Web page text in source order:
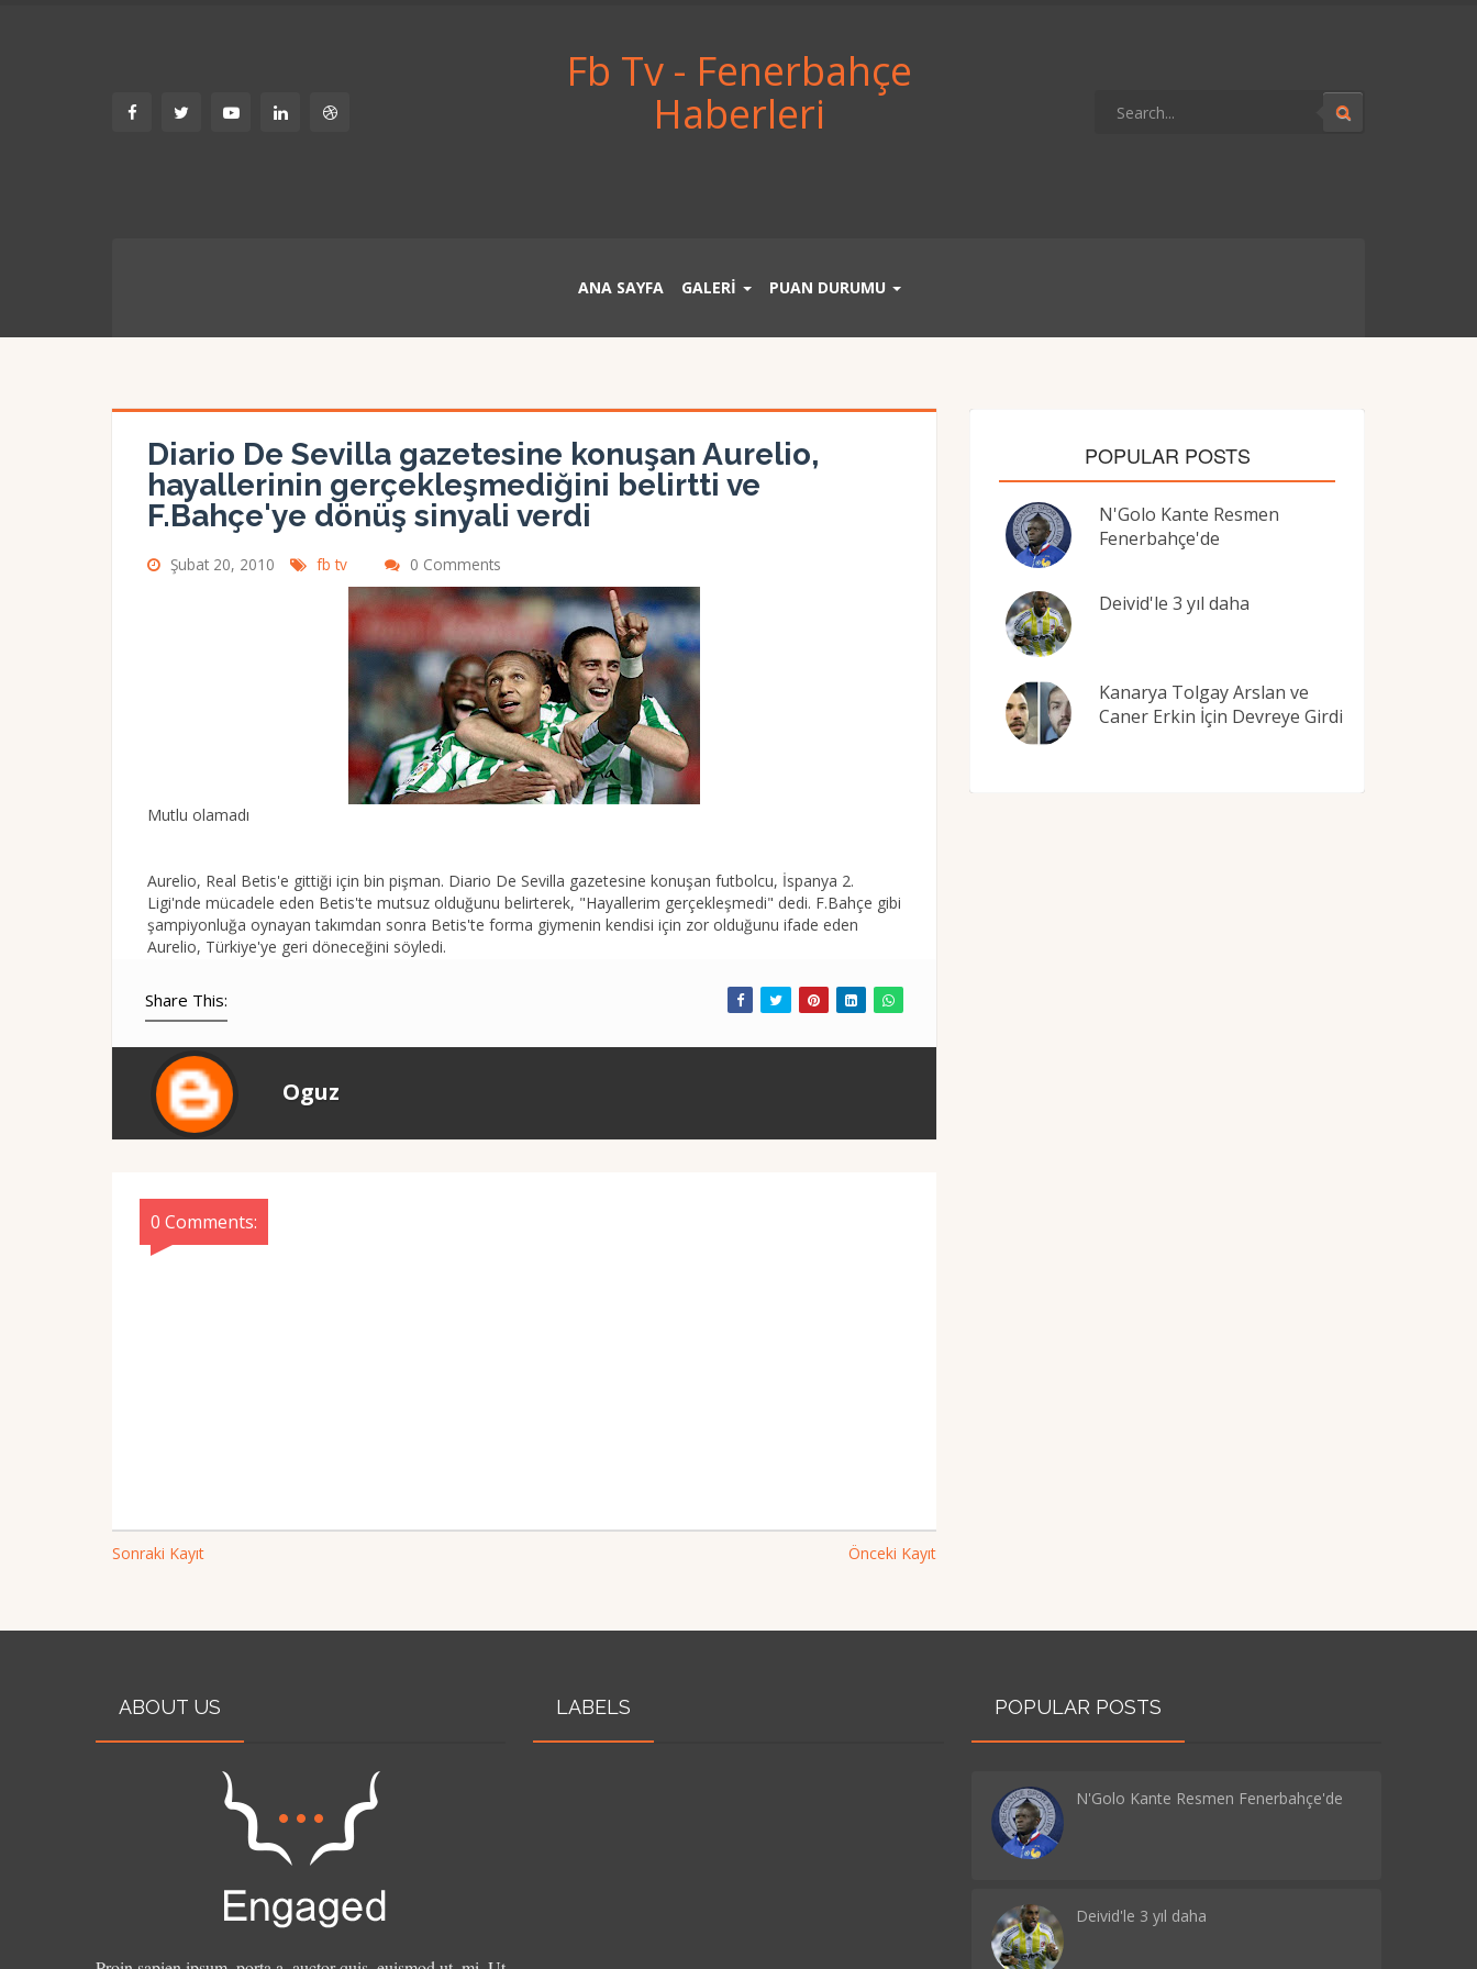
Fb Tv - Fenerbahçe
Haberleri
ANA SAYFA GALERİ PUAN DURUMU
Diario De Sevilla gazetesine konuşan Aurelio,
hayallerinin gerçekleşmediğini belirtti ve
F.Bahçe'ye dönüş sinyali verdi
Şubat 20, 2010 fb tv 0 Comments
Mutlu olamadı
Aurelio, Real Betis'e gittiği için bin pişman. Diario De Sevilla gazetesine konuşan futbolcu, İspanya 2.
Ligi'nde mücadele eden Betis'te mutsuz olduğunu belirterek, "Hayallerim gerçekleşmedi" dedi. F.Bahçe gibi
şampiyonluğa oynayan takımdan sonra Betis'te forma giymenin kendisi için zor olduğunu ifade eden
Aurelio, Türkiye'ye geri döneceğini söyledi.
Share This:
Oguz
0 Comments:
Sonraki Kayıt Önceki Kayıt
POPULAR POSTS
N'Golo Kante Resmen
Fenerbahçe'de
Deivid'le 3 yıl daha
Kanarya Tolgay Arslan ve
Caner Erkin İçin Devreye Girdi
ABOUT US LABELS POPULAR POSTS
N'Golo Kante Resmen Fenerbahçe'de
Deivid'le 3 yıl daha